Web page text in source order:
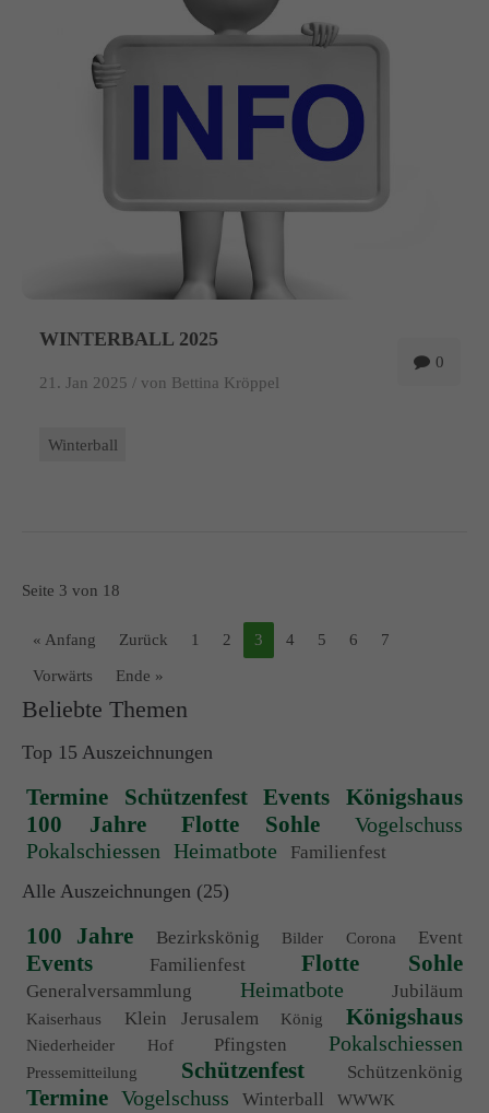
0
WINTERBALL 2025
21. Jan 2025 / von Bettina Kröppel
Winterball
Seite 3 von 18
« Anfang Zurück 1 2 3 4 5 6 7
Vorwärts Ende »
Beliebte Themen
Top 15 Auszeichnungen
Termine Schützenfest Events
Königshaus
100 Jahre
Flotte Sohle
Vogelschuss
Pokalschiessen
Heimatbote Familienfest
Alle Auszeichnungen (25)
100 Jahre Bezirkskönig Bilder Corona Event
Events Familienfest Flotte Sohle
Generalversammlung Heimatbote Jubiläum
Kaiserhaus Klein Jerusalem König Königshaus
Niederheider Hof Pfingsten Pokalschiessen
Pressemitteilung Schützenfest Schützenkönig
Termine Vogelschuss Winterball WWWK